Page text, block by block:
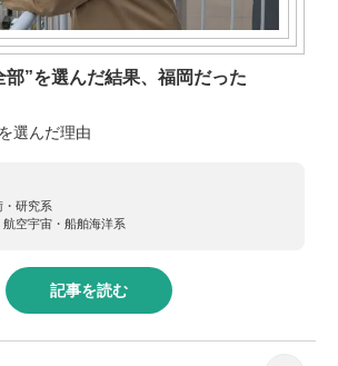
部”を選んだ結果、福岡だった
選んだ理由
・研究系
航空宇宙・船舶海洋系
記事を読む